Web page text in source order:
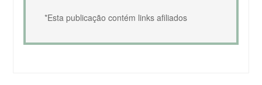
*Esta publicação contém links afiliados